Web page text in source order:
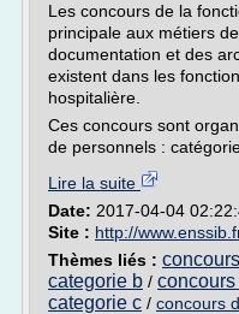
Les concours de la
principale aux métiers
documentation et des
existent dans les
hospitalière.
Ces concours sont
de personnels :
Lire la suite
Date: 2017-04-04
Site : http://
Thèmes liés :
categorie b /
categorie c / concours